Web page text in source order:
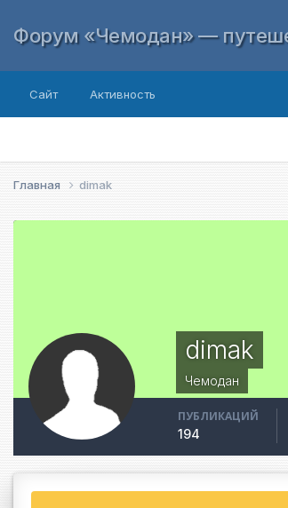
Форум «Чемодан» —
Сайт Активность
Главная dimak
dimak
Чемодан
ПУБЛИКАЦИЙ
194